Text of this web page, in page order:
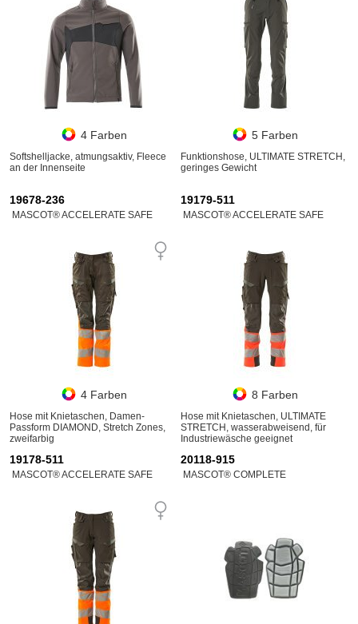
4 Farben
Softshelljacke, atmungsaktiv, Fleece
an der Innenseite
5 Farben
Funktionshose, ULTIMATE STRETCH,
geringes Gewicht
19678-236
MASCOT® ACCELERATE SAFE
4 Farben
Hose mit Knietaschen, Damen-
Passform DIAMOND, Stretch Zones,
zweifarbig
19179-511
MASCOT® ACCELERATE SAFE
8 Farben
Hose mit Knietaschen, ULTIMATE
STRETCH, wasserabweisend, für
Industriewäsche geeignet
19178-511
MASCOT® ACCELERATE SAFE
20118-915
MASCOT® COMPLETE